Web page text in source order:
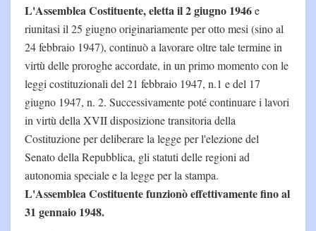
L'Assemblea Costituente, eletta il 2 giugno 1946e
riunitasi il 25 giugno originariamente per otto mesi (sino al
24 febbraio 1947), continuò a lavorare oltre tale termine in
virtù delle proroghe accordate, in un primo momento con le
leggi costituzionali del 21 febbraio 1947, n.1 e del 17
giugno 1947, n. 2. Successivamente poté continuare i lavori
in virtù della XVII disposizione transitoria della
Costituzione per deliberare la legge per l'elezione del
Senato della Repubblica, gli statuti delle regioni ad
autonomia speciale e la legge per la stampa.
L'Assemblea Costituente funzionò effettivamente fino al
31 gennaio 1948.